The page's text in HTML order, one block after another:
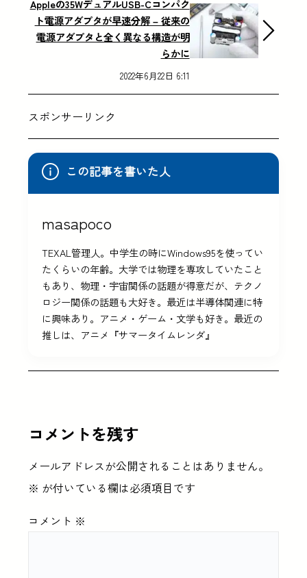
Appleの35WデュアルUSB-Cコンパク
ト電源アダプタが早速分解 – 従来の
電源アダプタと全く異なる構造が明
らかに
2022年6月22日 6:11
スポンサーリンク
この記事を書いた人
masapoco
TEXAL管理人。中学生の時にWindows95を使ってい
たくらいの年齢。大学では物理を専攻していたこと
もあり、物理・宇宙関係の話題が得意だが、テクノ
ロジー関係の話題も大好き。最近は半導体関連に特
に興味あり。アニメ・ゲーム・文学も好き。最近の
推しは、アニメ『サマータイムレンダ』
コメントを残す
メールアドレスが公開されることはありません。
※ が付いている欄は必須項目です
コメント ※